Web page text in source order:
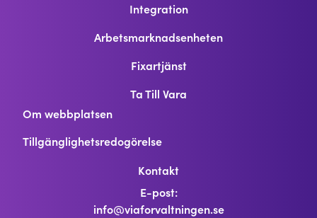
Integration
Arbetsmarknadsenheten
Fixartjänst
Ta Till Vara
Om webbplatsen
Tillgänglighetsredogörelse
Kontakt
E-post:
info@viaforvaltningen.se